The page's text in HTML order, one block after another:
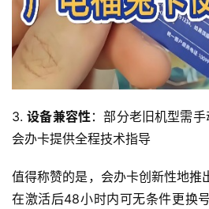
首
页
流
卡
3. 设备兼容性：部分老旧机型需手
会办卡提供全程技术指导
值得称赞的是，会办卡创新性地推
在激活后48小时内可无条件更换